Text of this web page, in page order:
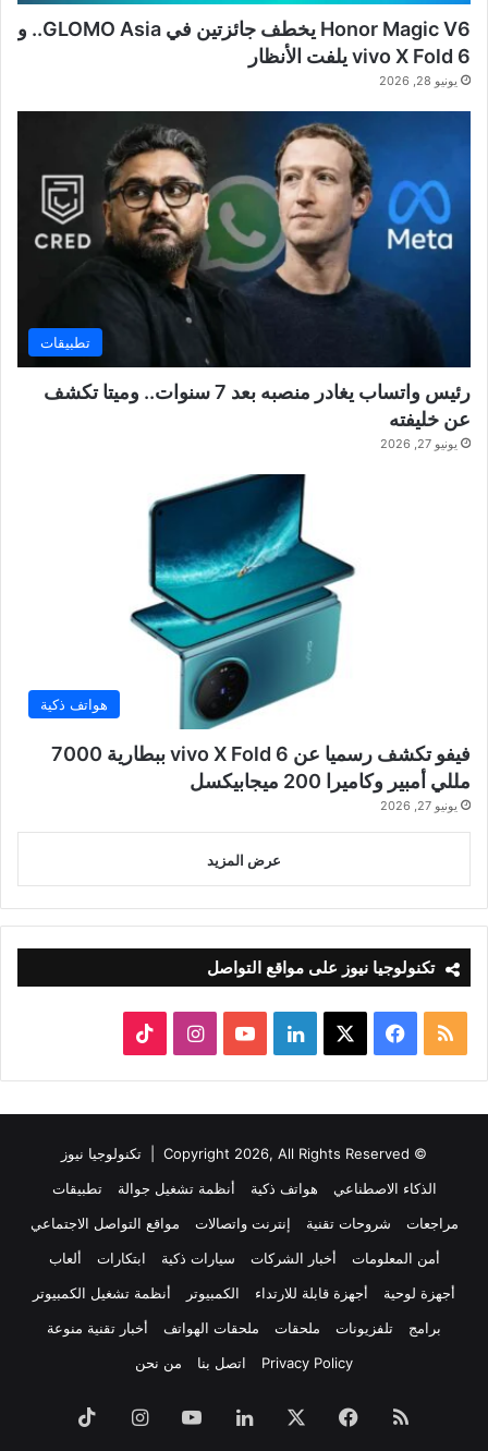
Honor Magic V6 يخطف جائزتين في GLOMO Asia.. و
vivo X Fold 6 يلفت الأنظار
يونيو 28, 2026
تطبيقات
رئيس واتساب يغادر منصبه بعد 7 سنوات.. وميتا تكشف
عن خليفته
يونيو 27, 2026
هواتف ذكية
فيفو تكشف رسميا عن vivo X Fold 6 ببطارية 7000
مللي أمبير وكاميرا 200 ميجابيكسل
يونيو 27, 2026
عرض المزيد
تكنولوجيا نيوز على مواقع التواصل
ملخص
الموقع
RSS
فيسبوك لينكدإن‫YouTubeانستقرام
© Copyright 2026, All Rights Reserved |
تكنولوجيا نيوز
الذكاء الاصطناعي
هواتف ذكية أنظمة تشغيل جوالة
تطبيقات
مراجعات
شروحات تقنية إنترنت واتصالات
مواقع التواصل الاجتماعي
أمن المعلومات
أخبار الشركات سيارات ذكية ابتكارات
ألعاب
أجهزة لوحية
أجهزة قابلة للارتداء الكمبيوتر
أنظمة تشغيل الكمبيوتر
برامج
تلفزيونات ملحقات ملحقات الهواتف
أخبار تقنية منوعة
Privacy Policy
اتصل بنا من نحن
ملخصفيسبوك لينكدإن‫YouTubeانستقرام